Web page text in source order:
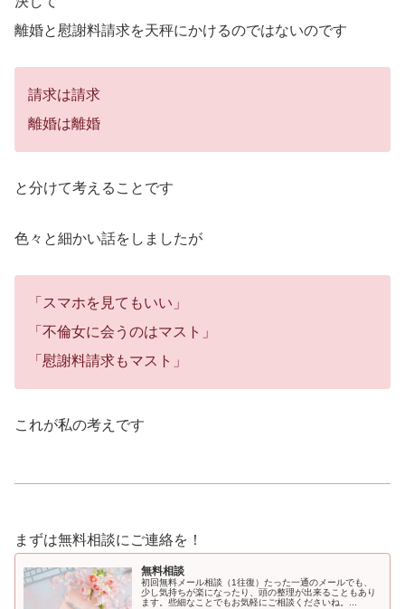
離婚と慰謝料請求を天秤にかけるのではないのです
請求は請求
離婚は離婚
と分けて考えることです
色々と細かい話をしましたが
「スマホを見てもいい」
「不倫女に会うのはマスト」
「慰謝料請求もマスト」
これが私の考えです
まずは無料相談にご連絡を！
無料相談
初回無料メール相談（1往復）たった一通のメールでも、
少し気持ちが楽になったり、頭の整理が出来ることもあり
ます。些細なことでもお気軽にご相談くださいね。...